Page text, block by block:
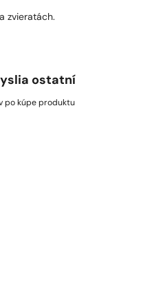
zvieratách.
ostatní
po kúpe produktu